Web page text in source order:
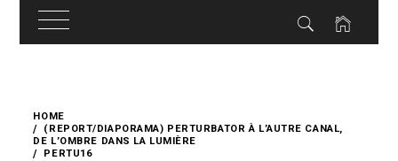
content
HOME
(REPORT/DIAPORAMA) PERTURBATOR À L’AUTRE CANAL,
DE L’OMBRE DANS LA LUMIÈRE
PERTU16